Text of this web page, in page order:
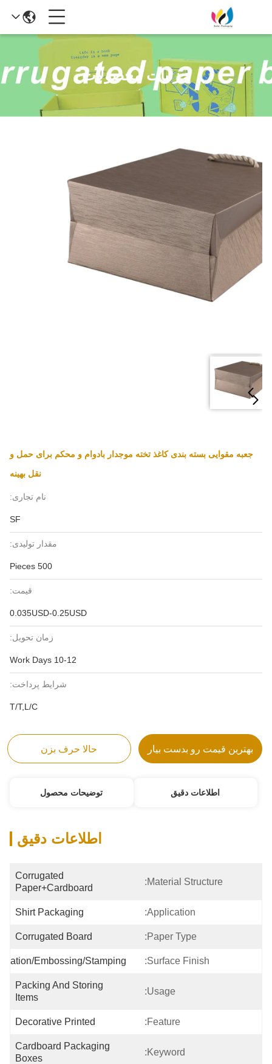
جزئیات محصولات
جعبه مقوایی بسته بندی کاغذ تخته موجدار بادوام و محکم برای حمل و
نقل بهینه
نام تجاری:
SF
مقدار تولیدی:
500 Pieces
قیمت:
0.035USD-0.25USD
زمان تحویل:
10-12 Work Days
شرایط پرداخت:
T/T,L/C
بهترین قیمت رو بدست بیار حالا حرف بزن
اطلاعات دقیق توضیحات محصول
اطلاعات دقیق
Material Structure:
Corrugated
Paper+cardboard
Application:
Shirt Packaging
Paper Type:
Corrugated Board
Surface Finish:
Embossing/Stamping
Usage:
Packing And Storing
Items
Feature:
Decorative Printed
Keyword:
Cardboard Packaging
Boxes